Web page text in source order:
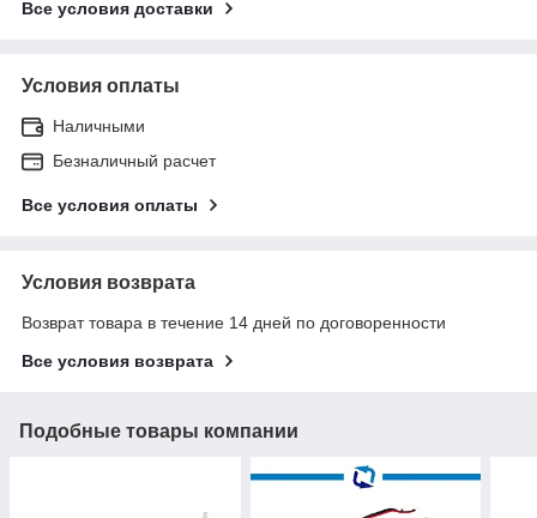
Все условия доставки
Условия оплаты
Наличными
Безналичный расчет
Все условия оплаты
Условия возврата
Возврат товара в течение 14 дней по договоренности
Все условия возврата
Подобные товары компании